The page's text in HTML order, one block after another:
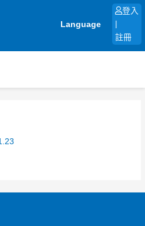
Language
登入
註冊